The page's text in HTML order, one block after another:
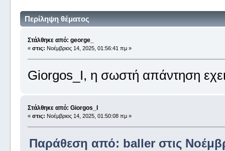
Περίληψη θέματος
Στάλθηκε από: george_
« στις: Νοέμβριος 14, 2025, 01:56:41 πμ »
Giorgos_I, η σωστή απάντηση
Στάλθηκε από: Giorgos_I
« στις: Νοέμβριος 14, 2025, 01:50:08 πμ »
Παράθεση από: baller στις